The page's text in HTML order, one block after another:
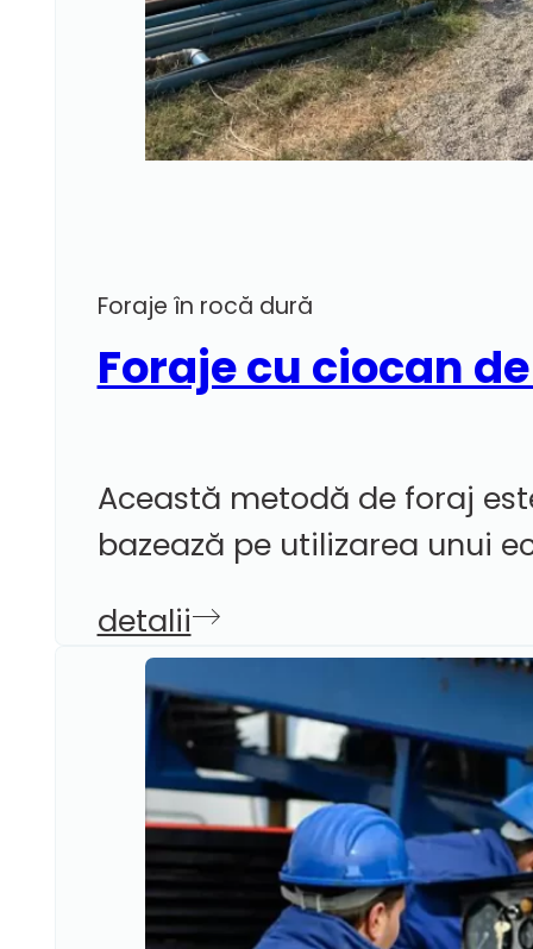
Foraje cu ciocan
Foraje în rocă dură
Această metodă de foraj
bazează pe utilizarea unui
detalii